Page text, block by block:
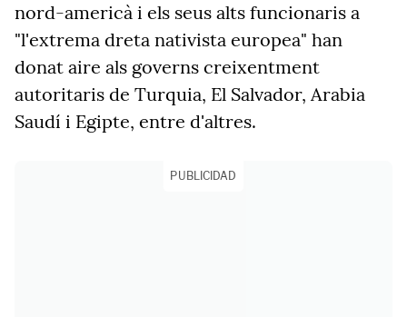
nord-americà i els seus alts funcionaris a
"l'extrema dreta nativista europea" han
donat aire als governs creixentment
autoritaris de Turquia, El Salvador, Arabia
Saudí i Egipte, entre d'altres.
PUBLICIDAD